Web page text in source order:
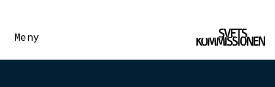
Meny